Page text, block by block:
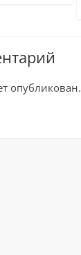
опубликован.